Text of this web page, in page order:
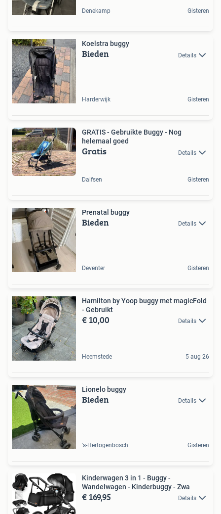
Denekamp Gisteren
Koelstra buggy
Bieden Details
Harderwijk Gisteren
GRATIS - Gebruikte Buggy - Nog
helemaal goed
Gratis Details
Dalfsen Gisteren
Prenatal buggy
Bieden Details
Deventer Gisteren
Hamilton by Yoop buggy met magicFold
- Gebruikt
€ 10,00 Details
Heemstede 5 aug 26
Lionelo buggy
Bieden Details
's-Hertogenbosch Gisteren
Kinderwagen 3 in 1 - Buggy -
Wandelwagen - Kinderbuggy - Zwa
€ 169,95 Details